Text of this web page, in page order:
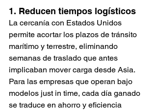
1. Reducen tiempos logísticos
La cercanía con Estados Unidos
permite acortar los plazos de tránsito
marítimo y terrestre, eliminando
semanas de traslado que antes
implicaban mover carga desde Asia.
Para las empresas que operan bajo
modelos just in time, cada día ganado
se traduce en ahorro y eficiencia